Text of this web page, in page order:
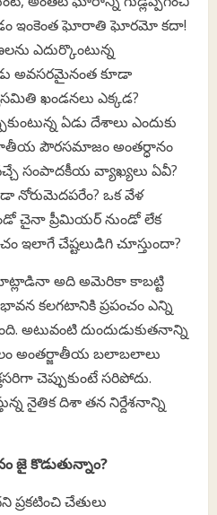
ఇంకెంత ఘోరాతి ఘోరమో కదా!
ఎదుర్కొంటున్న
అవసరమైనంత కూడా
ఖండనలు ఎక్కడ?
ఏడు దేశాలు ఎందుకు
పౌరసమాజం అంతర్ధానం
సంపాదకీయ వ్యాఖ్యలు ఏవీ?
నోరుమెదపరేం? ఒక వేళ
చైనా ప్రీమియర్ నుండో లేక
ఇలాగే చేష్టలుడిగి చూస్తుందా?
అది అమెరికా కాబట్టి
కలగటానికి ప్రపంచం ఎన్ని
అటువంటి దుందుడుకుతనాన్ని
అంతర్జాతీయ బలాబలాలు
చెప్పుకుంటే సరిపోదు.
నైతిక దిశా తన నిర్దేశనాన్ని
జై కొడుతున్నాం?
చేతులు